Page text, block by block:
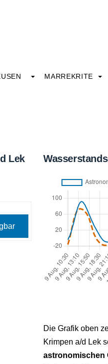
MARREKRITE
Lek
Die Grafik oben
Krimpen a/d Lek
astronomischen